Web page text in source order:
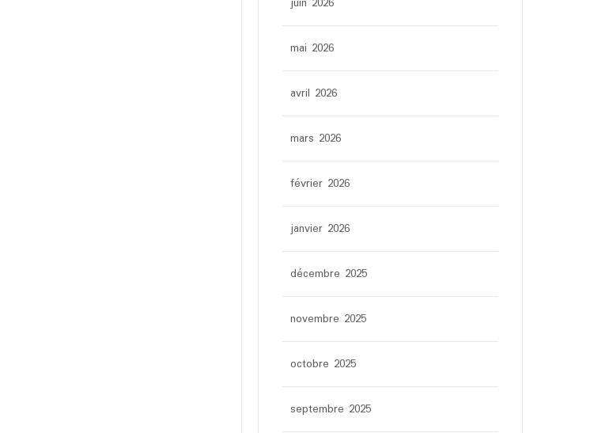
mai 2026
avril 2026
mars 2026
février 2026
janvier 2026
décembre 2025
novembre 2025
octobre 2025
septembre 2025